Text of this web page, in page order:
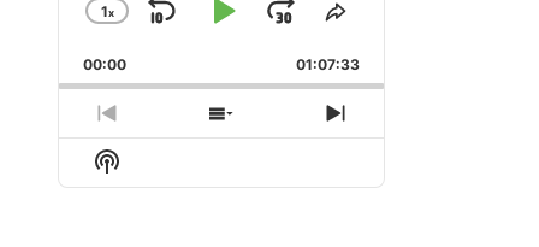
Change
Rate
1x
Skip
Backward
Play
Pause
Jump
Forward
Share
Episode
00:00 01:07:33
Previous
Episode
Show
Episodes
Next
Episode
Show
Podcast